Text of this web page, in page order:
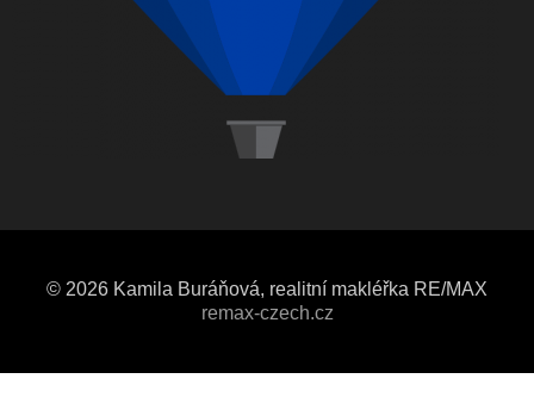
© 2026 Kamila Buráňová, realitní makléřka RE/MAX
remax-czech.cz